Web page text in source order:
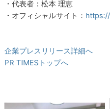
・代表者：松本 理恵
・オフィシャルサイト：
企業プレスリリース詳細へ
PR TIMESトップへ